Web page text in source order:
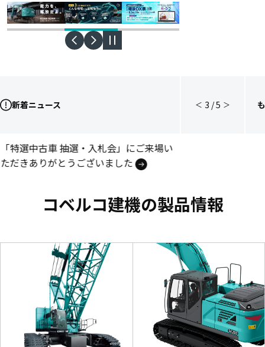
新着ニュース
「特選中古車 抽選・入札会」にご来場い
ただきありがとうございました
＜ 3 /5 ＞
コベルコ建機の製品情報